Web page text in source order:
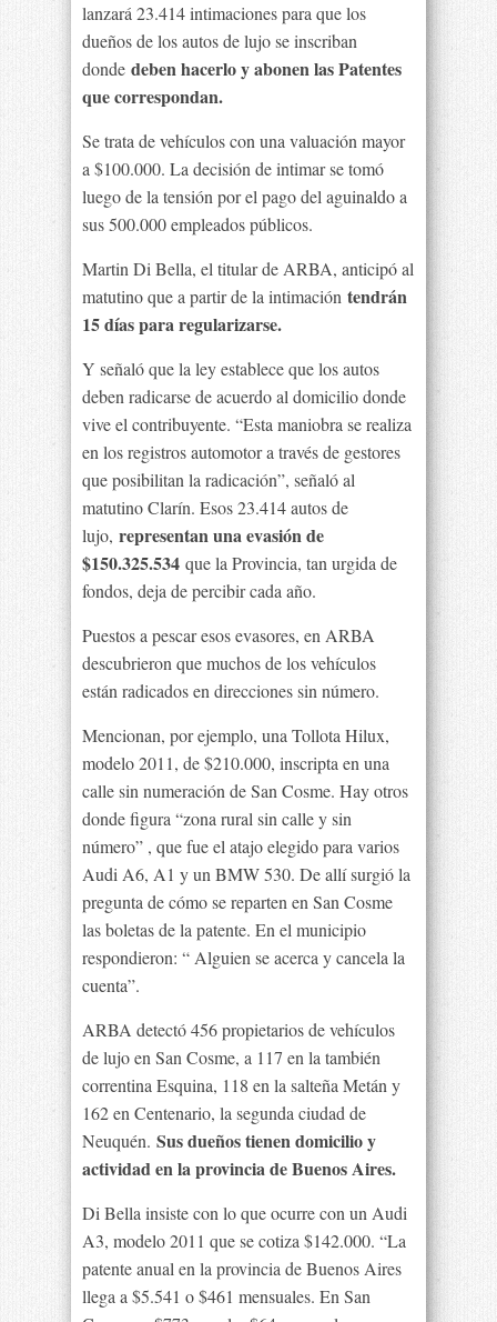
lanzará 23.414 intimaciones para que los
dueños de los autos de lujo se inscriban
donde deben hacerlo y abonen las Patentes
que correspondan.
Se trata de vehículos con una valuación mayor
a $100.000. La decisión de intimar se tomó
luego de la tensión por el pago del aguinaldo a
sus 500.000 empleados públicos.
Martin Di Bella, el titular de ARBA, anticipó al
matutino que a partir de la intimación tendrán
15 días para regularizarse.
Y señaló que la ley establece que los autos
deben radicarse de acuerdo al domicilio donde
vive el contribuyente. “Esta maniobra se realiza
en los registros automotor a través de gestores
que posibilitan la radicación”, señaló al
matutino Clarín. Esos 23.414 autos de
lujo, representan una evasión de
$150.325.534 que la Provincia, tan urgida de
fondos, deja de percibir cada año.
Puestos a pescar esos evasores, en ARBA
descubrieron que muchos de los vehículos
están radicados en direcciones sin número.
Mencionan, por ejemplo, una Tollota Hilux,
modelo 2011, de $210.000, inscripta en una
calle sin numeración de San Cosme. Hay otros
donde figura “zona rural sin calle y sin
número” , que fue el atajo elegido para varios
Audi A6, A1 y un BMW 530. De allí surgió la
pregunta de cómo se reparten en San Cosme
las boletas de la patente. En el municipio
respondieron: “ Alguien se acerca y cancela la
cuenta”.
ARBA detectó 456 propietarios de vehículos
de lujo en San Cosme, a 117 en la también
correntina Esquina, 118 en la salteña Metán y
162 en Centenario, la segunda ciudad de
Neuquén. Sus dueños tienen domicilio y
actividad en la provincia de Buenos Aires.
Di Bella insiste con lo que ocurre con un Audi
A3, modelo 2011 que se cotiza $142.000. “La
patente anual en la provincia de Buenos Aires
llega a $5.541 o $461 mensuales. En San